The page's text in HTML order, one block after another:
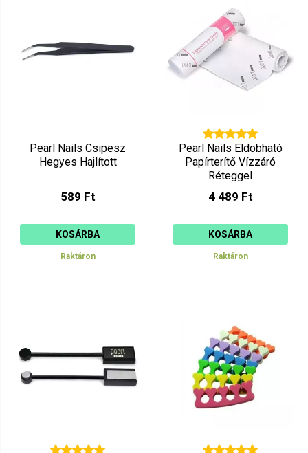
Pearl Nails Csipesz
Hegyes Hajlított
589 Ft
KOSÁRBA
Raktáron
Pearl Nails Eldobható
Papírterítő Vízzáró
Réteggel
4 489 Ft
KOSÁRBA
Raktáron